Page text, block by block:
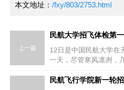
本文地址： /fxy/803/2753.html
上一篇
民航大学招飞体检第
12日是中国民航大学在
一天，尽管寒风凛冽，
县的考生将参加体检初
民航飞行学院新一轮